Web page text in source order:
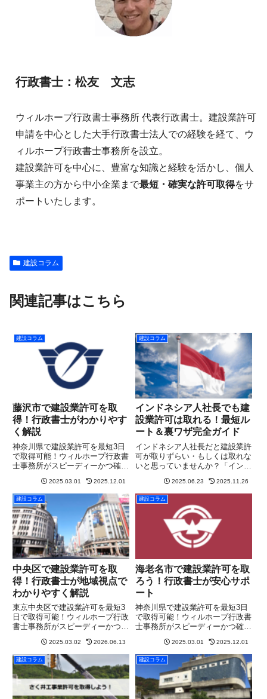
行政書士：松友 文志
ウィルホープ行政書士事務所 代表行政書士。建設業許可
申請を中心とした大手行政書士法人での経験を経て、ウ
ィルホープ行政書士事務所を設立。
建設業許可を中心に、豊富な知識と経験を活かし、個人
事業主の方から中小企業まで最短・確実な許可取得をサ
ポートいたします。
建設コラム
関連記事はこちら
建設コラム
藤沢市で建設業許可を取
得！行政書士がわかりやす
く解説
神奈川県で建設業許可を最短3日
で取得可能！ウィルホープ行政書
士事務所がスピーディーかつ確実
2025.03.01 2025.12.01
建設コラム
インドネシア人社長でも建
設業許可は取れる！最短ル
ート＆裏ワザ完全ガイド
インドネシア人社長だと建設業許
可が取りずらい・もしくは取れな
いと思っていませんか？「インド
づらい…」「永住権がないと無理
では？」「在日してまだ数年、申
請なんて無理では？」そんなふう
に感じていませんか？こうした
2025.06.23 2025.11.26
建設コラム
中央区で建設業許可を取
得！行政書士が地域視点で
わかりやすく解説
東京中央区で建設業許可を最短3
日で取得可能！ウィルホープ行政
書士事務所がスピーディーかつ確
2025.03.02 2026.06.13
建設コラム
海老名市で建設業許可を取
ろう！行政書士が安心サポ
ート
神奈川県で建設業許可を最短3日
で取得可能！ウィルホープ行政書
士事務所がスピーディーかつ確実
2025.03.01 2025.12.01
建設コラム 建設コラム